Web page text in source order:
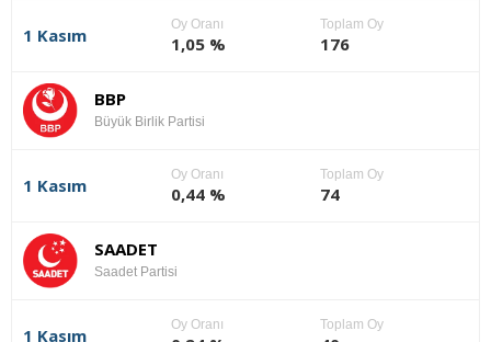
1 Kasım
Oy Oranı
1,05 %
Toplam Oy
176
BBP
Büyük Birlik Partisi
1 Kasım
Oy Oranı
0,44 %
Toplam Oy
74
SAADET
Saadet Partisi
1 Kasım
Oy Oranı Toplam Oy